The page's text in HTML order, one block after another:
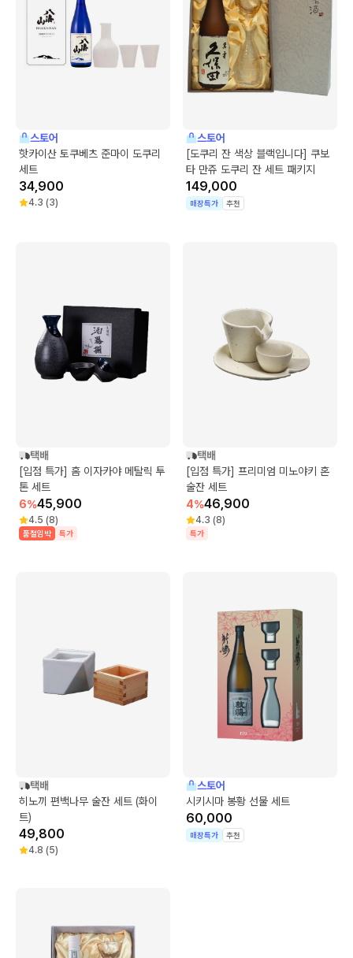
스토어
핫카이산 토쿠베츠 준마이 도쿠리
세트
34,900
4.3 (3)
스토어
[도쿠리 잔 색상 블랙입니다] 쿠보
타 만쥬 도쿠리 잔 세트 패키지
149,000
매장특가 추천
택배
[입점 특가] 홈 이자카야 메탈릭 투
톤 세트
6%45,900
4.5 (8)
품절임박 특가
택배
[입점 특가] 프리미엄 미노야키 혼
술잔 세트
4%46,900
4.3 (8)
특가
택배
히노끼 편백나무 술잔 세트 (화이
트)
49,800
4.8 (5)
스토어
시키시마 봉황 선물 세트
60,000
매장특가 추천